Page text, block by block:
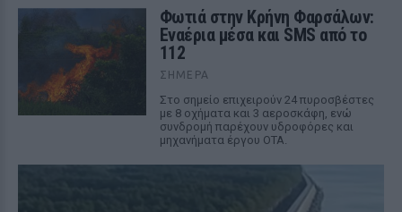
Φωτιά στην Κρήνη Φαρσάλων:
Εναέρια μέσα και SMS από το
112
ΣΉΜΕΡΑ
Στο σημείο επιχειρούν 24 πυροσβέστες
με 8 οχήματα και 3 αεροσκάφη, ενώ
συνδρομή παρέχουν υδροφόρες και
μηχανήματα έργου ΟΤΑ.